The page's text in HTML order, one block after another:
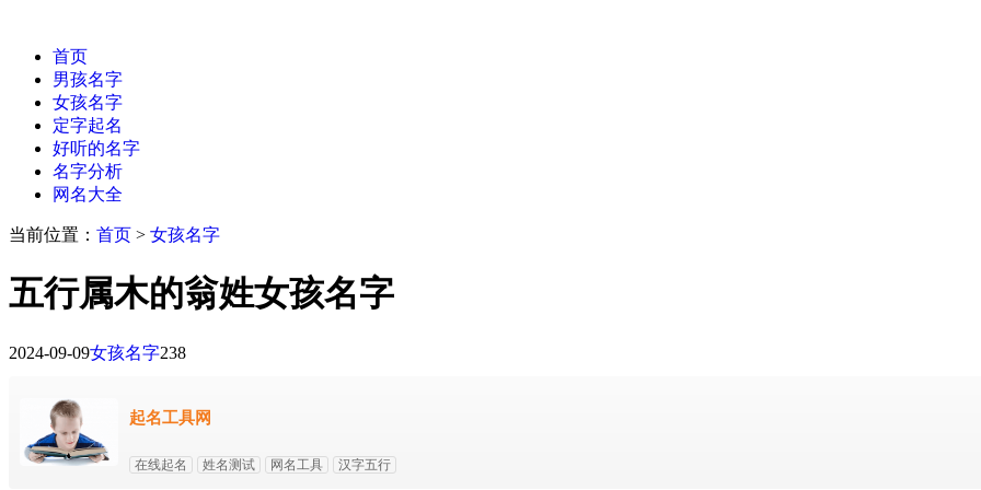
首页
男孩名字
女孩名字
定字起名
好听的名字
名字分析
网名大全
当前位置： 首页 > 女孩名字
五行属木的翁姓女孩名字
2024-09-09女孩名字238
起名工具网
在线起名 姓名测试 网名工具 汉字五行